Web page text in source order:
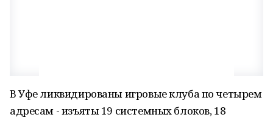
В Уфе ликвидированы игровые клуба по четырем
адресам - изъяты 19 системных блоков, 18